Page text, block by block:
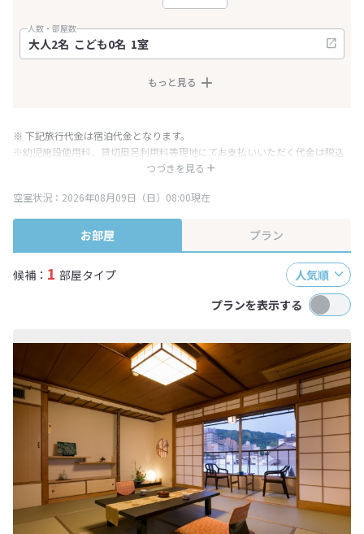
人数・部屋数
もっと見る
つづきを見る
※ 下記旅行代金は宿泊代金となります。
※幼児施設使用料、貸切風呂利用料等現地にてお支払いいただく代金は税込
み表記となりますが、消費税増税に伴い代金が一部変更となる場合がござい
※表示されている旅行代金・プラン内容は一定時間ごとに更新されます。最
終確認画面でご確認ください。
空室状況：2026年08月09日（日）08:00現在
お部屋 プラン
候補： 1 部屋タイプ
人気順
プランを表示する